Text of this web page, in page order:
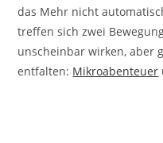
das Mehr nicht
treffen sich zwei
unscheinbar wirken, aber
entfalten: Mikroabenteuer